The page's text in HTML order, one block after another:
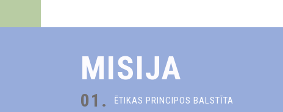
MISIJA
01.
ĒTIKAS PRINCIPOS BALSTĪTA